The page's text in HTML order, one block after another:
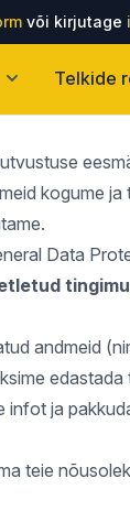
või kirjutage
Telkide
kogume ja
Data
andmeid
infot ja
teie